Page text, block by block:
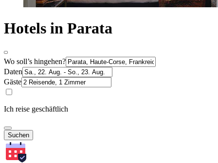
Hotels in Parata
Wo soll’s hingehen?
Daten
Gäste
Ich reise geschäftlich
Suchen